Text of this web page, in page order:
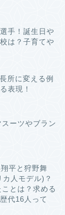
手！誕生日や
は？子育てや
所に変える例
表現！
ーツやブラン
平と狩野舞
人モデル)？
とは？求める
代16人って